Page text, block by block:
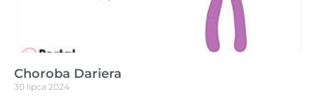
Choroba Dariera
30 lipca 2024